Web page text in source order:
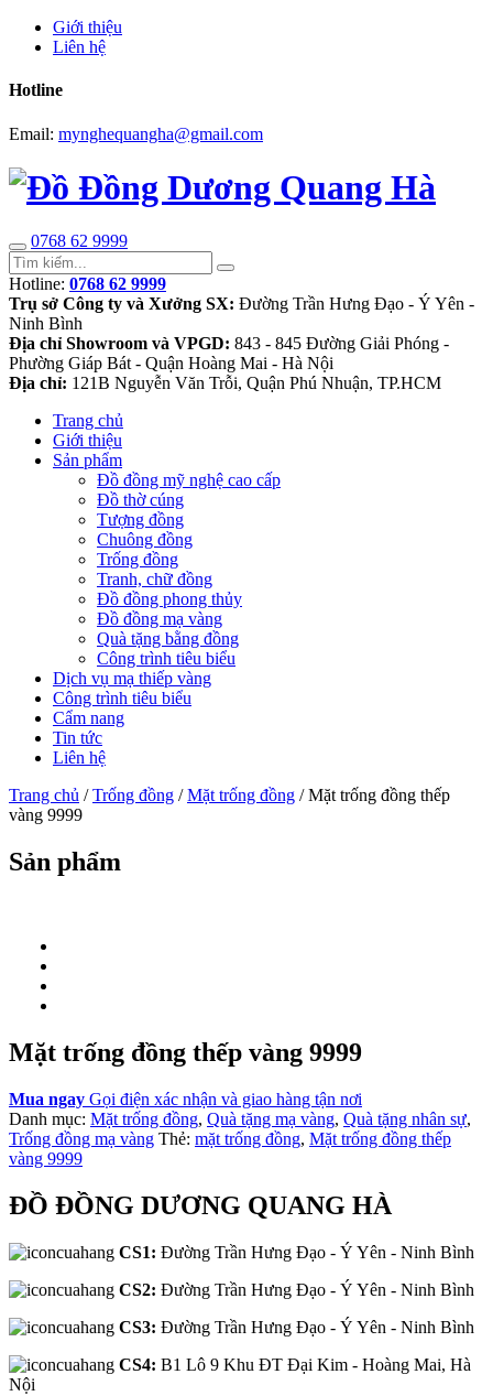
Giới thiệu
Liên hệ
Hotline
Email: mynghequangha@gmail.com
0768 62 9999
Hotline: 0768 62 9999
Trụ sở Công ty và Xưởng SX: Đường Trần Hưng Đạo - Ý Yên -
Ninh Bình
Địa chỉ Showroom và VPGD: 843 - 845 Đường Giải Phóng -
Phường Giáp Bát - Quận Hoàng Mai - Hà Nội
Địa chỉ: 121B Nguyễn Văn Trỗi, Quận Phú Nhuận, TP.HCM
Trang chủ
Giới thiệu
Sản phẩm
Đồ đồng mỹ nghệ cao cấp
Đồ thờ cúng
Tượng đồng
Chuông đồng
Trống đồng
Tranh, chữ đồng
Đồ đồng phong thủy
Đồ đồng mạ vàng
Quà tặng bằng đồng
Công trình tiêu biểu
Dịch vụ mạ thiếp vàng
Công trình tiêu biểu
Cẩm nang
Tin tức
Liên hệ
Trang chủ /Trống đồng /Mặt trống đồng / Mặt trống đồng thếp
vàng 9999
Sản phẩm
Mặt trống đồng thếp vàng 9999
Mua ngay Gọi điện xác nhận và giao hàng tận nơi
Danh mục: Mặt trống đồng, Quà tặng mạ vàng, Quà tặng nhân sự,
Trống đồng mạ vàng Thẻ: mặt trống đồng, Mặt trống đồng thếp
vàng 9999
ĐỒ ĐỒNG DƯƠNG QUANG HÀ
CS1: Đường Trần Hưng Đạo - Ý Yên - Ninh Bình
CS2: Đường Trần Hưng Đạo - Ý Yên - Ninh Bình
CS3: Đường Trần Hưng Đạo - Ý Yên - Ninh Bình
CS4: B1 Lô 9 Khu ĐT Đại Kim - Hoàng Mai, Hà
Nội